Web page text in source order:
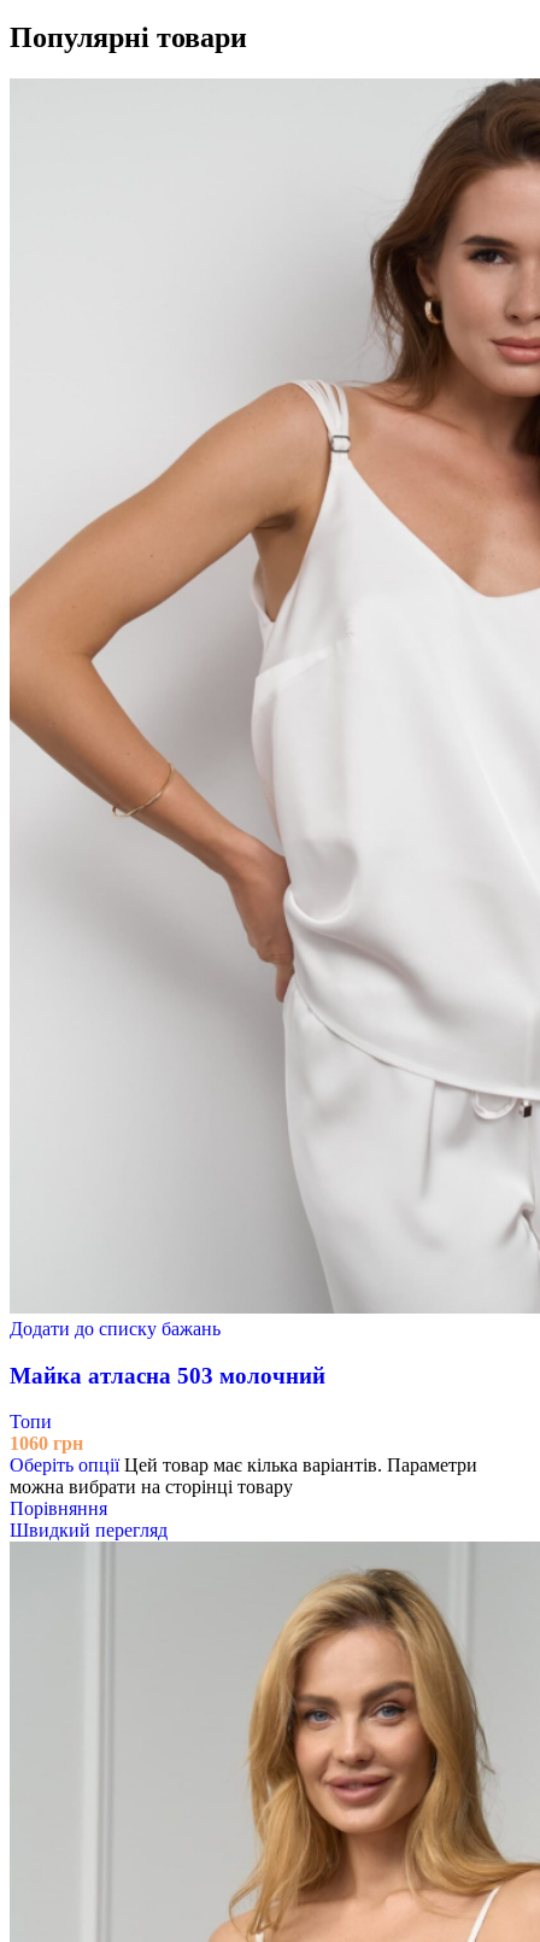
Популярні товари
Додати до списку бажань
Майка атласна 503 молочний
Топи
1060 грн
Оберіть опції Цей товар має кілька варіантів. Параметри
можна вибрати на сторінці товару
Порівняння
Швидкий перегляд